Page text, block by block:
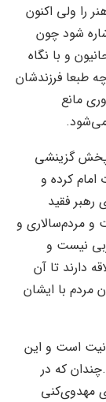
را ولی اکنون
شود چون
و با نگاه
طبعا فرزندشان
مانع
می‌شود.
پخش گزینشی
امام کرده و
رهبر فقید
و مردم‌سالاری و
غربی نیست و
و خطاب ایشان در بهار 1360 علاقه دارند تا آن
منشور انقلاب 57 و پیمان مردم با ایشان
است و این
که در
مهدوی‌کنی